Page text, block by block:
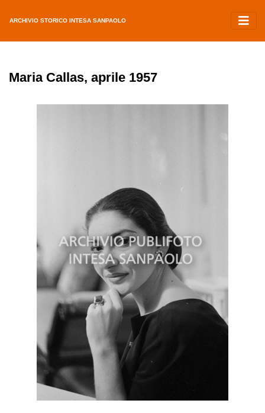
ARCHIVIO STORICO INTESA SANPAOLO
Maria Callas, aprile 1957